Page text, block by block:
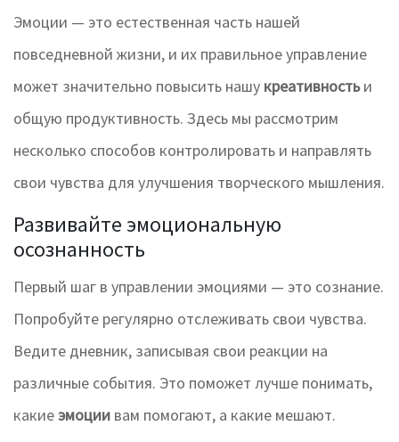
Эмоции — это естественная часть нашей
повседневной жизни, и их правильное управление
может значительно повысить нашу креативностьи
общую продуктивность. Здесь мы рассмотрим
несколько способов контролировать и направлять
свои чувства для улучшения творческого мышления.
Развивайте эмоциональную
осознанность
Первый шаг в управлении эмоциями — это сознание.
Попробуйте регулярно отслеживать свои чувства.
Ведите дневник, записывая свои реакции на
различные события. Это поможет лучше понимать,
какиеэмоции вам помогают, а какие мешают.